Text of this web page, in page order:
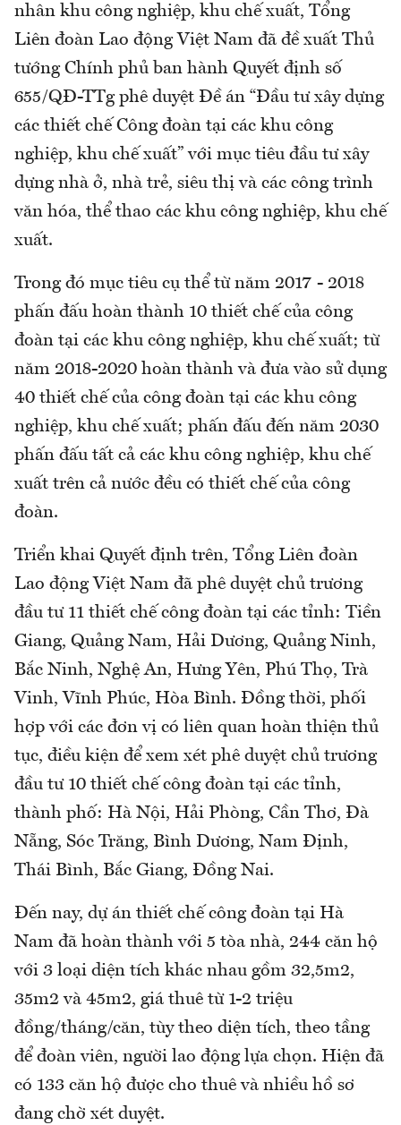
nhân khu công nghiệp, khu chế xuất, Tổng
Liên đoàn Lao động Việt Nam đã đề xuất Thủ
tướng Chính phủ ban hành Quyết định số
655/QĐ-TTg phê duyệt Đề án “Đầu tư xây dựng
các thiết chế Công đoàn tại các khu công
nghiệp, khu chế xuất” với mục tiêu đầu tư xây
dựng nhà ở, nhà trẻ, siêu thị và các công trình
văn hóa, thể thao các khu công nghiệp, khu chế
xuất.
Trong đó mục tiêu cụ thể từ năm 2017 - 2018
phấn đấu hoàn thành 10 thiết chế của công
đoàn tại các khu công nghiệp, khu chế xuất; từ
năm 2018-2020 hoàn thành và đưa vào sử dụng
40 thiết chế của công đoàn tại các khu công
nghiệp, khu chế xuất; phấn đấu đến năm 2030
phấn đấu tất cả các khu công nghiệp, khu chế
xuất trên cả nước đều có thiết chế của công
đoàn.
Triển khai Quyết định trên, Tổng Liên đoàn
Lao động Việt Nam đã phê duyệt chủ trương
đầu tư 11 thiết chế công đoàn tại các tỉnh: Tiền
Giang, Quảng Nam, Hải Dương, Quảng Ninh,
Bắc Ninh, Nghệ An, Hưng Yên, Phú Thọ, Trà
Vinh, Vĩnh Phúc, Hòa Bình. Đồng thời, phối
hợp với các đơn vị có liên quan hoàn thiện thủ
tục, điều kiện để xem xét phê duyệt chủ trương
đầu tư 10 thiết chế công đoàn tại các tỉnh,
thành phố: Hà Nội, Hải Phòng, Cần Thơ, Đà
Nẵng, Sóc Trăng, Bình Dương, Nam Định,
Thái Bình, Bắc Giang, Đồng Nai.
Đến nay, dự án thiết chế công đoàn tại Hà
Nam đã hoàn thành với 5 tòa nhà, 244 căn hộ
với 3 loại diện tích khác nhau gồm 32,5m2,
35m2 và 45m2, giá thuê từ 1-2 triệu
đồng/tháng/căn, tùy theo diện tích, theo tầng
để đoàn viên, người lao động lựa chọn. Hiện đã
có 133 căn hộ được cho thuê và nhiều hồ sơ
đang chờ xét duyệt.